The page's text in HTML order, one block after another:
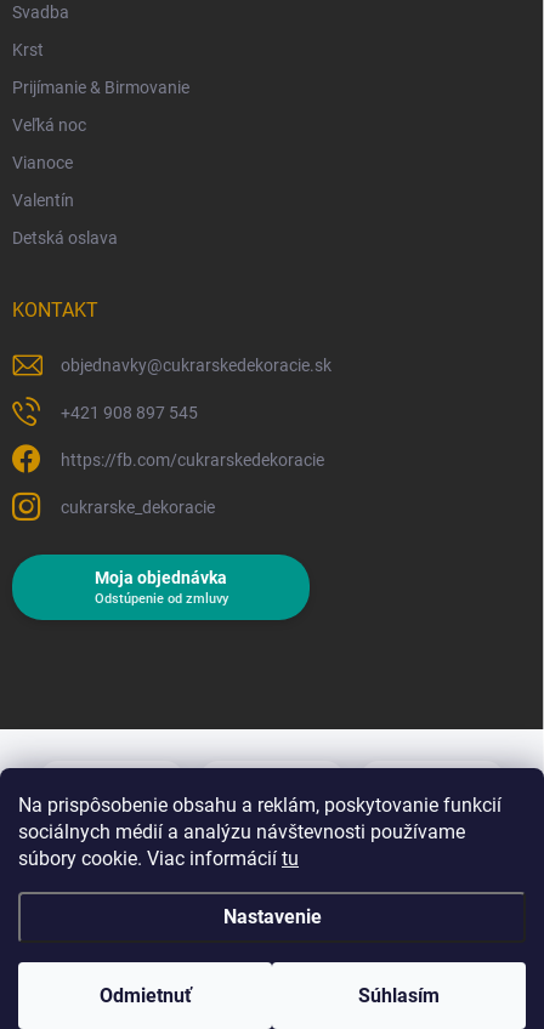
Na prispôsobenie obsahu a reklám, poskytovanie funkcií
sociálnych médií a analýzu návštevnosti používame
súbory cookie. Viac informácií tu
Nastavenie
Odmietnuť Súhlasím
Svadba
Krst
Prijímanie & Birmovanie
Veľká noc
Vianoce
Valentín
Detská oslava
KONTAKT
objednavky@cukrarskedekoracie.sk
+421 908 897 545
https://fb.com/cukrarskedekoracie
cukrarske_dekoracie
Moja objednávka
Odstúpenie od zmluvy
Vytvoril Shoptet
Copyright 2026Cukrárske dekorácie. Všetky práva vyhradené.Upraviť